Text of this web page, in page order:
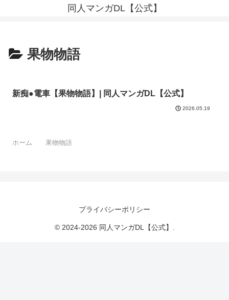
同人マンガDL【公式】
果物物語
新痴●電車【果物物語】| 同人マンガDL【公式】
2026.05.19
ホーム 果物物語
プライバシーポリシー
© 2024-2026 同人マンガDL【公式】.